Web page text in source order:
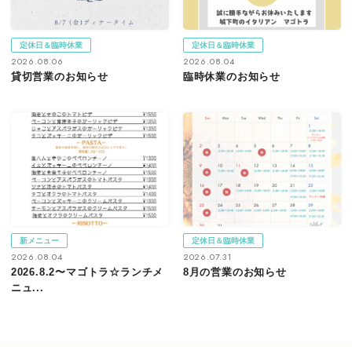
定休日＆臨時休業
2026.08.06
貸切営業のお知らせ
定休日＆臨時休業
2026.08.04
臨時休業のお知らせ
新メニュー
2026.08.04
2026.8.2〜マゴトラ☆ランチメ
ニュ...
定休日＆臨時休業
2026.07.31
8月の営業のお知らせ